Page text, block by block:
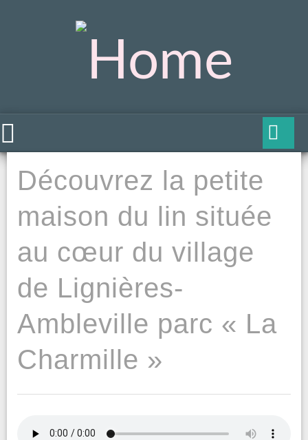
Découvrez la petite
maison du lin située
au cœur du village
de Lignières-
Ambleville parc « La
Charmille »